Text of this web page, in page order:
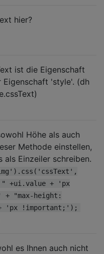
hier?
ist die Eigenschaft
Eigenschaft 'style'. (dh
Höhe als auch
Methode einstellen,
als Einzeiler schreiben.
" +ui.value + 'px
"max-height:
'px !important;');
es Ihnen auch nicht